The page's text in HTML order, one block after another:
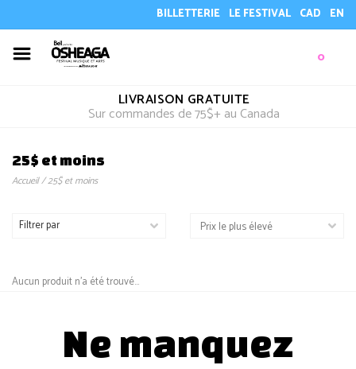
BILLETTERIE LE FESTIVAL CAD EN
0
LIVRAISON GRATUITE
Sur commandes de 75$+ au Canada
25$ et moins
Accueil/25$ et moins
Filtrer par
Aucun produit n'a été trouvé...
Ne manquez